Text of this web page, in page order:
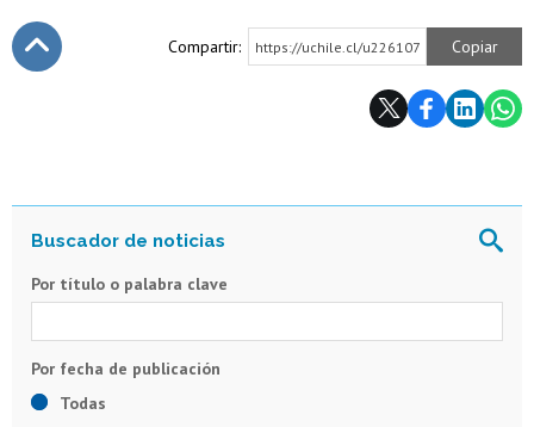
Compartir: https://uchile.cl/u226107 Copiar
Por título o palabra clave
Todas